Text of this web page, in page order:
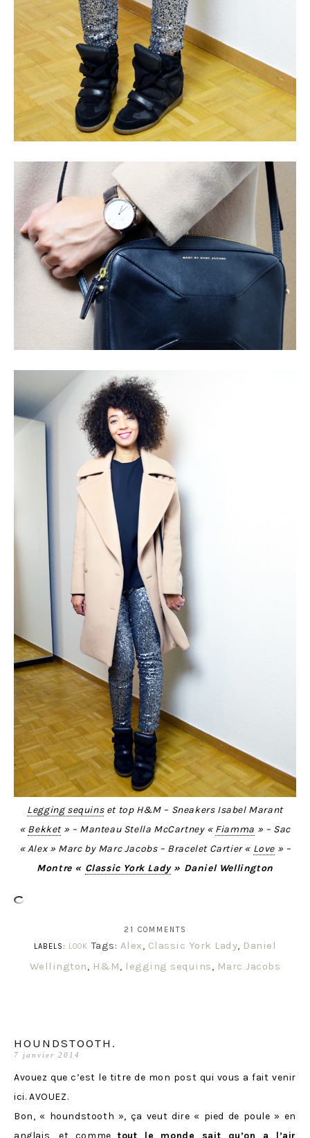
Legging sequinset top H&M – Sneakers Isabel Marant
« Bekket» – Manteau Stella McCartney « Fiamma » – Sac
« Alex » Marc by Marc Jacobs – Bracelet Cartier « Love » –
Montre « Classic York Lady» Daniel Wellington
21 COMMENTS
LABELS: LOOK Tags: Alex, Classic York Lady, Daniel
Wellington, H&M, legging sequins, Marc Jacobs
HOUNDSTOOTH.
7 janvier 2014
Avouez que c’est le titre de mon post qui vous a fait venir
ici. AVOUEZ.
Bon, « houndstooth », ça veut dire « pied de poule » en
anglais, et commetout le monde sait qu’on a l’air